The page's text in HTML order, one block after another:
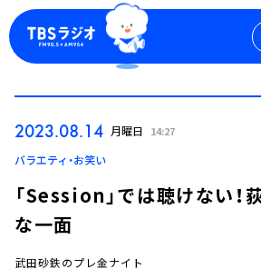
ログイン
2023.08.14 月曜日 14:27
バラエティ・お笑い
「Session」では聴けない！
な一面
武田砂鉄のプレ金ナイト